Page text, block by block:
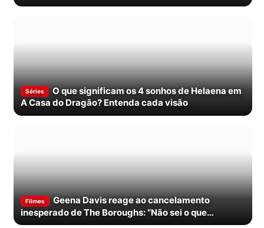
Séries
O que significam os 4 sonhos de Helaena em
A Casa do Dragão? Entenda cada visão
Filmes
Geena Davis reage ao cancelamento
inesperado de The Boroughs: “Não sei o que
aconteceu”